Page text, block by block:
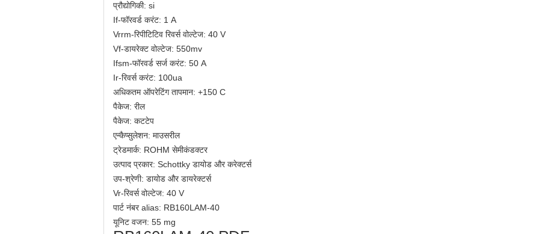
प्रौद्योगिकी: si
If-फॉरवर्ड करंट: 1 A
Vrrm-रिपीटिटिव रिवर्स वोल्टेज: 40 V
Vf-डायरेक्ट वोल्टेज: 550mv
Ifsm-फॉरवर्ड सर्ज करंट: 50 A
Ir-रिवर्स करंट: 100ua
अधिकतम ऑपरेटिंग तापमान: +150 C
पैकेज: रील
पैकेज: कटटेप
एन्कैप्सुलेशन: माउसरील
ट्रेडमार्क: ROHM सेमीकंडक्टर
उत्पाद प्रकार: Schottky डायोड और करेक्टर्स
उप-श्रेणी: डायोड और डायरेक्टर्स
Vr-रिवर्स वोल्टेज: 40 V
पार्ट नंबर alias: RB160LAM-40
यूनिट वजन: 55 mg